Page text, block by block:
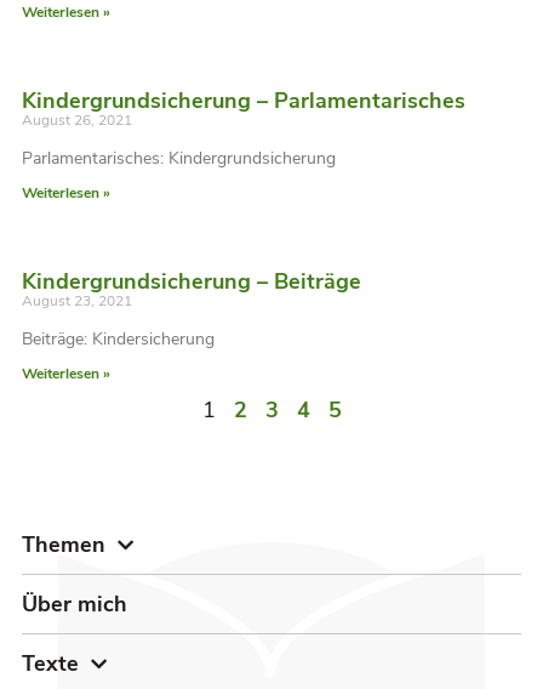
Weiterlesen »
Kindergrundsicherung – Parlamentarisches
August 26, 2021
Parlamentarisches: Kindergrundsicherung
Weiterlesen »
Kindergrundsicherung – Beiträge
August 23, 2021
Beiträge: Kindersicherung
Weiterlesen »
1 2 3 4 5
Themen
Über mich
Texte